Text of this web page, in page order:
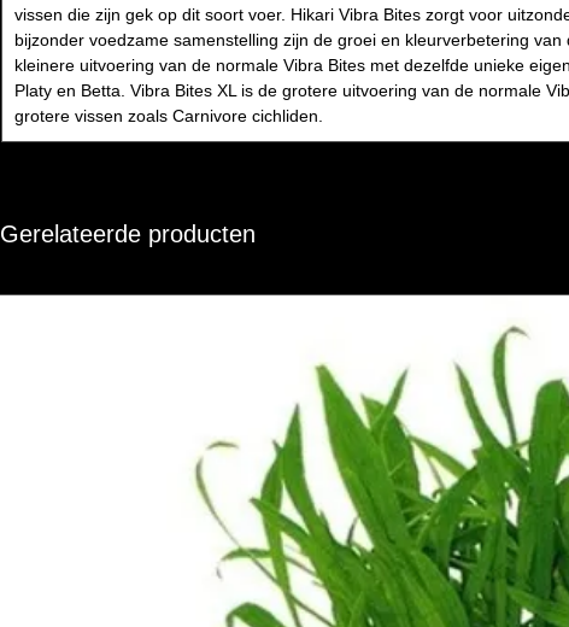
vissen die zijn gek op dit soort voer. Hikari Vibra Bites zorgt voor
bijzonder voedzame samenstelling zijn de groei en kleurverbetering
kleinere uitvoering van de normale Vibra Bites met dezelfde unieke
Platy en Betta. Vibra Bites XL is de grotere uitvoering van de normale
grotere vissen zoals Carnivore cichliden.
Gerelateerde producten